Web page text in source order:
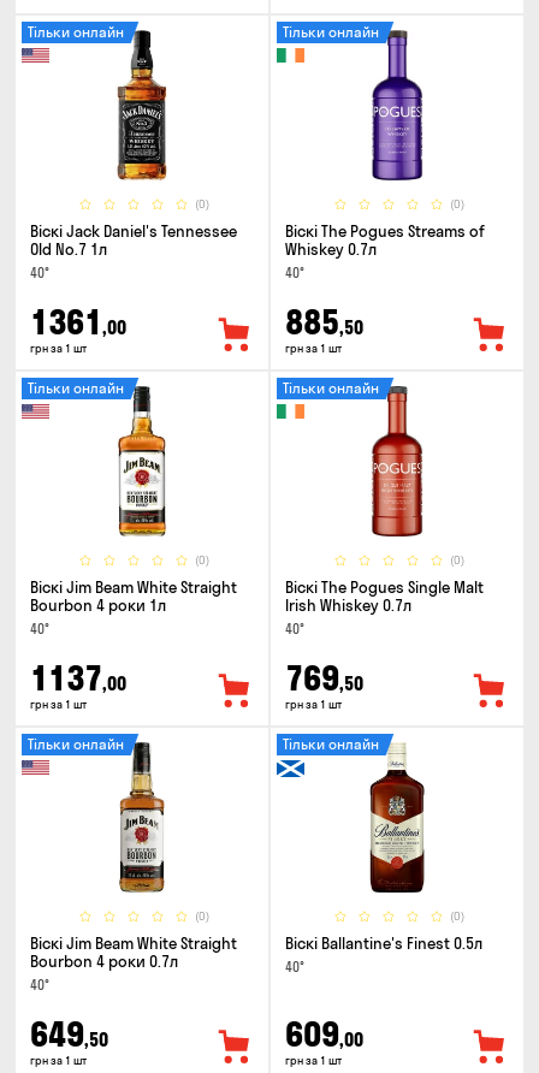
(0)
Тільки онлайн
Віскі Jack Daniel's Tennessee
Old No.7 1л
40°
1361 ,00
грн за 1 шт
(0)
Тільки онлайн
Віскі The Pogues Streams of
Whiskey 0.7л
40°
885,50
грн за 1 шт
(0)
Тільки онлайн
Віскі Jim Beam White Straight
Bourbon 4 роки 1л
40°
1137,00
грн за 1 шт
(0)
Тільки онлайн
Віскі The Pogues Single Malt
Irish Whiskey 0.7л
40°
769,50
грн за 1 шт
(0)
Тільки онлайн
Віскі Jim Beam White Straight
Bourbon 4 роки 0.7л
40°
649,50
грн за 1 шт
(0)
Тільки онлайн
Віскі Ballantine's Finest 0.5л
40°
609,00
грн за 1 шт